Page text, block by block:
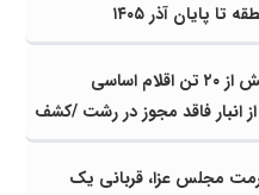
تا پایان آذر ۱۴۰۵
کشف بیش از ۲۰ تن اقلام اساسی
انبار فاقد مجوز در رشت /کشف
بیش از ۲ تن اقلام تاریخ مصرف گذشته و
مجلس عزا، قربانی یک